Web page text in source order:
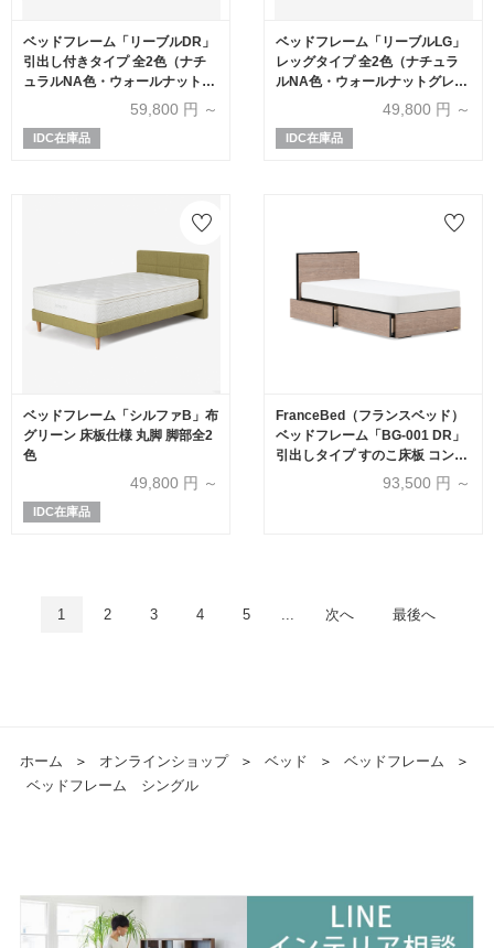
ベッドフレーム「リーブルDR」
引出し付きタイプ 全2色（ナチ
ュラルNA色・ウォールナットグ
レーWNG色）全5サイズ
59,800 円 ～
IDC在庫品
ベッドフレーム「リーブルLG」
レッグタイプ 全2色（ナチュラ
ルNA色・ウォールナットグレー
WNG色）全5サイズ49,800 円 ～
IDC在庫品
ベッドフレーム「シルファB」布
グリーン 床板仕様 丸脚 脚部全2
色
49,800 円 ～
IDC在庫品
FranceBed（フランスベッド）
ベッドフレーム「BG-001 DR」
引出しタイプ すのこ床板 コンセ
ント付き アッシュグレー色
93,500 円 ～
1 2 3 4 5 次へ 最後へ
ホーム ＞ オンラインショップ ＞ ベッド ＞ ベッドフレーム
＞
ベッドフレーム シングル